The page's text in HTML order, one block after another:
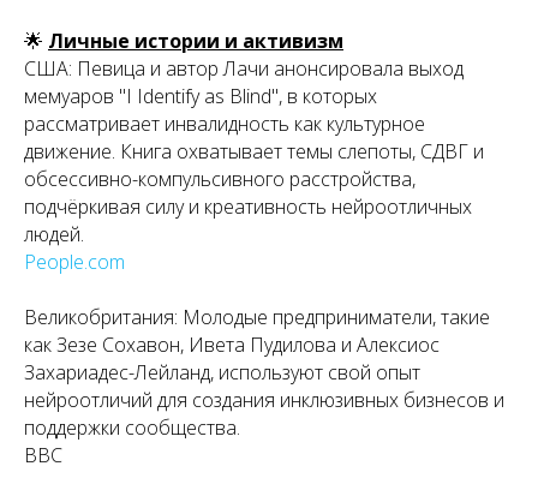
🌟 Личные истории и активизм
США: Певица и автор Лачи анонсировала выход
мемуаров "I Identify as Blind", в которых
рассматривает инвалидность как культурное
движение. Книга охватывает темы слепоты, СДВГ и
обсессивно-компульсивного расстройства,
подчёркивая силу и креативность нейроотличных
людей.
People.com
Великобритания: Молодые предприниматели, такие
как Зезе Сохавон, Ивета Пудилова и Алексиос
Захариадес-Лейланд, используют свой опыт
нейроотличий для создания инклюзивных бизнесов и
поддержки сообщества.
BBC